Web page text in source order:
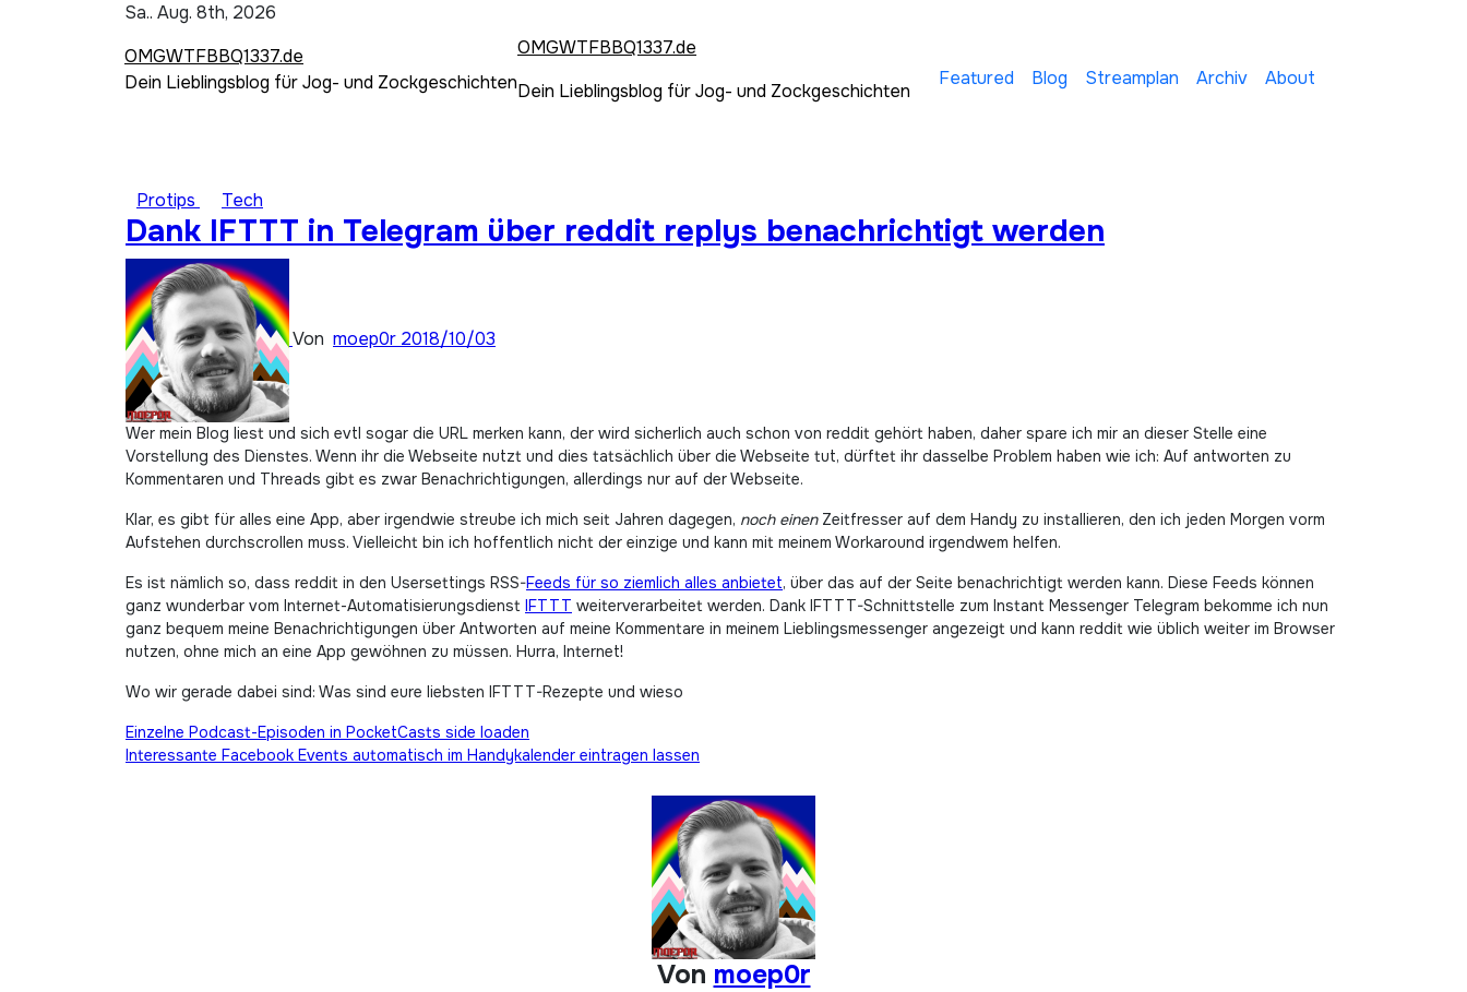
Sa.. Aug. 8th, 2026
OMGWTFBBQ1337.de
Dein Lieblingsblog für Jog- und Zockgeschichten
OMGWTFBBQ1337.de
Dein Lieblingsblog für Jog- und Zockgeschichten
Featured Blog Streamplan Archiv About
Protips Tech
Dank IFTTT in Telegram über reddit replys benachrichtigt werden
Von moep0r 2018/10/03
Wer mein Blog liest und sich evtl sogar die URL merken kann, der wird sicherlich auch schon von reddit gehört haben, daher spare ich mir an dieser Stelle eine
Vorstellung des Dienstes. Wenn ihr die Webseite nutzt und dies tatsächlich über die Webseite tut, dürftet ihr dasselbe Problem haben wie ich: Auf antworten zu
Kommentaren und Threads gibt es zwar Benachrichtigungen, allerdings nur auf der Webseite.
Klar, es gibt für alles eine App, aber irgendwie streube ich mich seit Jahren dagegen, noch einenZeitfresser auf dem Handy zu installieren, den ich jeden Morgen vorm
Aufstehen durchscrollen muss. Vielleicht bin ich hoffentlich nicht der einzige und kann mit meinem Workaround irgendwem helfen.
Es ist nämlich so, dass reddit in den Usersettings RSS-Feeds für so ziemlich alles anbietet, über das auf der Seite benachrichtigt werden kann. Diese Feeds können
ganz wunderbar vom Internet-Automatisierungsdienst IFTTT weiterverarbeitet werden. Dank IFTTT-Schnittstelle zum Instant Messenger Telegram bekomme ich nun
ganz bequem meine Benachrichtigungen über Antworten auf meine Kommentare in meinem Lieblingsmessenger angezeigt und kann reddit wie üblich weiter im Browser
nutzen, ohne mich an eine App gewöhnen zu müssen. Hurra, Internet!
Wo wir gerade dabei sind: Was sind eure liebsten IFTTT-Rezepte und wieso
Beitragsnavigation
Einzelne Podcast-Episoden in PocketCasts side loaden
Interessante Facebook Events automatisch im Handykalender eintragen lassen
Von moep0r